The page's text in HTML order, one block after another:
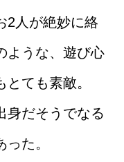
2人が絶妙に絡
ような、遊び心
ても素敵。
身だそうでなる
た。